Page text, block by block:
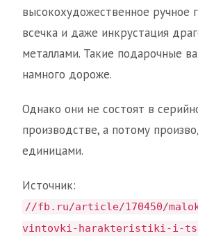
высокохудожественное ручное
всечка и даже инкрустация
металлами. Такие подарочные
намного дороже.
Однако они не состоят в
производстве, а потому
единицами.
Источник:
//fb.ru/article/170450/
vintovki-harakteristiki-i-